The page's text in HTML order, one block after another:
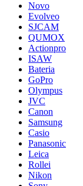
Novo
Evolveo
SJCAM
QUMOX
Actionpro
ISAW
Bateria
GoPro
Olympus
JVC
Canon
Samsung
Casio
Panasonic
Leica
Rollei
Nikon